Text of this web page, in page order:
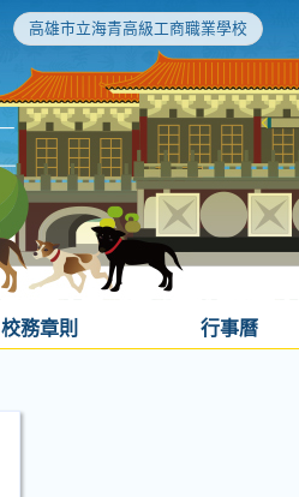
高雄市立海青高級工商職業學校
校務章則 行事曆